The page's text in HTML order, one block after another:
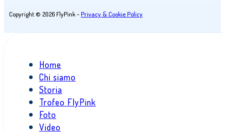
Copyright © 2026 FlyPink -Privacy & Cookie Policy
Home
Chi siamo
Storia
Trofeo FlyPink
Foto
Video